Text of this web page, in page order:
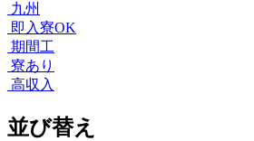
九州
即入寮OK
期間工
寮あり
高収入
並び替え